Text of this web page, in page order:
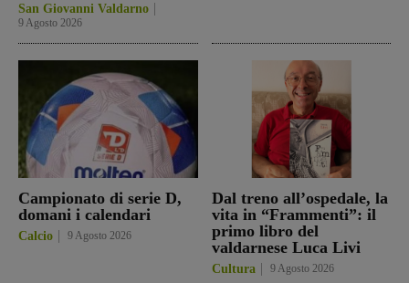
San Giovanni Valdarno
9 Agosto 2026
Campionato di serie D,
domani i calendari
Calcio 9 Agosto 2026
Dal treno all’ospedale, la
vita in “Frammenti”: il
primo libro del
valdarnese Luca Livi
Cultura 9 Agosto 2026